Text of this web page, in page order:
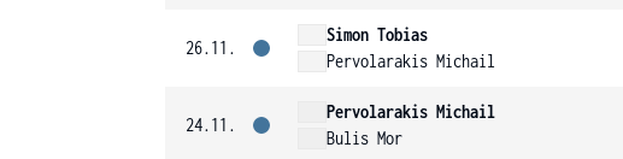
26.11.
Simon Tobias
Pervolarakis Michail
24.11.
Pervolarakis Michail
Bulis Mor